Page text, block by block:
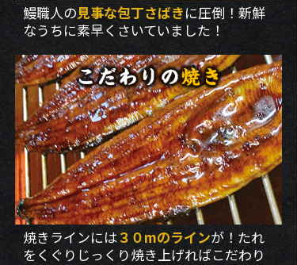
鰻職人の見事な包丁さばきに圧倒！新鮮
なうちに素早くさいていました！
焼きラインには３０mのラインが！たれ
をくぐりじっくり焼き上げればこだわり